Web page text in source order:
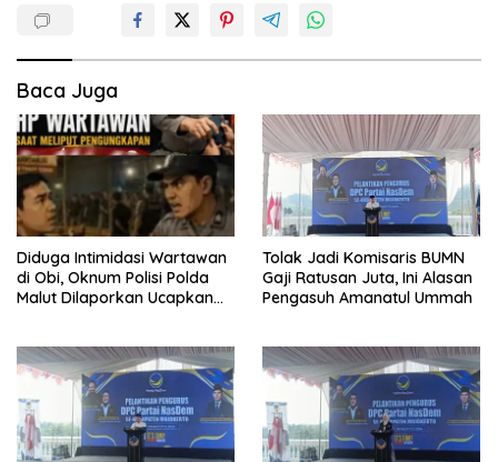
Baca Juga
Diduga Intimidasi Wartawan
di Obi, Oknum Polisi Polda
Malut Dilaporkan Ucapkan
Tolak Jadi Komisaris BUMN
Gaji Ratusan Juta, Ini Alasan
Pengasuh Amanatul Ummah